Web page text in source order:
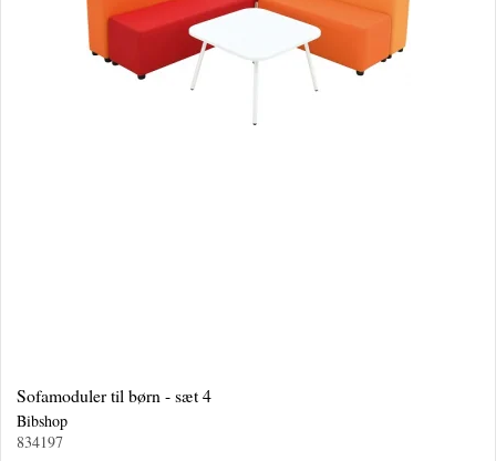
Sofamoduler til børn - sæt 4
Bibshop
834197